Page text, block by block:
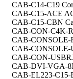
CAB-C14-C19
CAB-C15-ACE
CAB-C15-CBN
CAB-CON-C4K-
CAB-CONSOLE-
CAB-CONSOLE-
CAB-CON-
CAB-DVI-VGA-
CAB-EL223-C15-